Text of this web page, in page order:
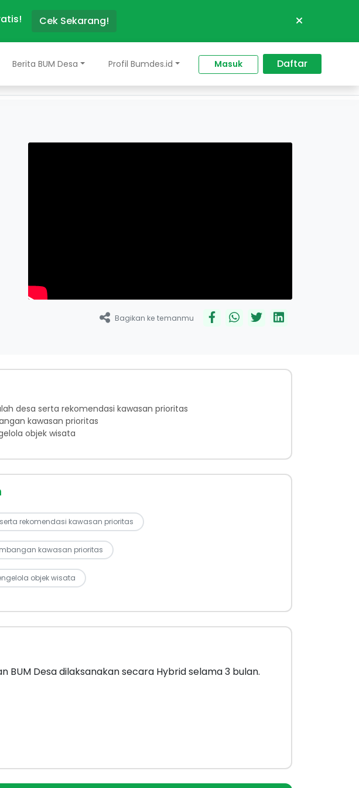
Cek Sekarang!
Berita BUM Desa Profil Bumdes.id Masuk Daftar
Bagikan ke temanmu
desa serta rekomendasi kawasan prioritas
kawasan prioritas
objek wisata
rekomendasi kawasan prioritas
kawasan prioritas
objek wisata
BUM Desa dilaksanakan secara Hybrid selama 3 bulan.